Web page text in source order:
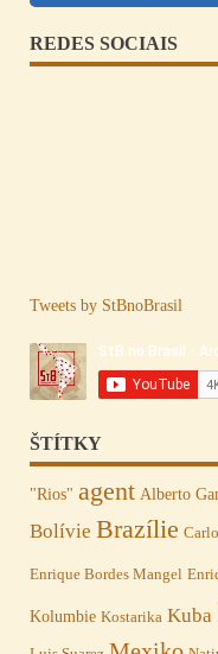
REDES SOCIAIS
Tweets by StBnoBrasil
ŠTÍTKY
"Rios" agent Alberto
Bolívie Brazílie
Enrique Bordes Mangel
Kolumbie Kostarika Kuba